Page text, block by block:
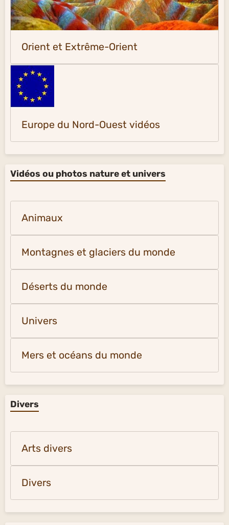
Orient et Extrême-Orient
Europe du Nord-Ouest vidéos
Vidéos ou photos nature et univers
Animaux
Montagnes et glaciers du monde
Déserts du monde
Univers
Mers et océans du monde
Divers
Arts divers
Divers